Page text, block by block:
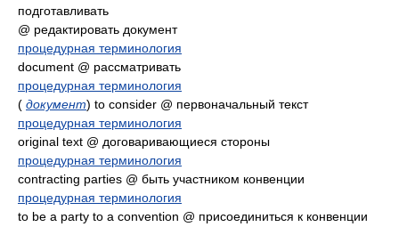
подготавливать
@ редактировать документ
процедурная терминология
document @ рассматривать
процедурная терминология
( документ) to consider @ первоначальный текст
процедурная терминология
original text @ договаривающиеся стороны
процедурная терминология
contracting parties @ быть участником конвенции
процедурная терминология
to be a party to a convention @ присоединиться к конвенции